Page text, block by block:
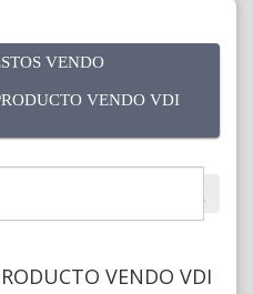
VENDO
VENDO VDI
VENDO VDI